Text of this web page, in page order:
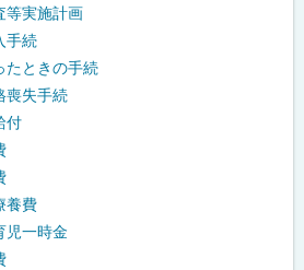
等実施計画
手続
たときの手続
喪失手続
付
養費
児一時金